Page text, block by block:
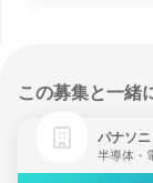
この募集と一緒
パナソ
半導体・